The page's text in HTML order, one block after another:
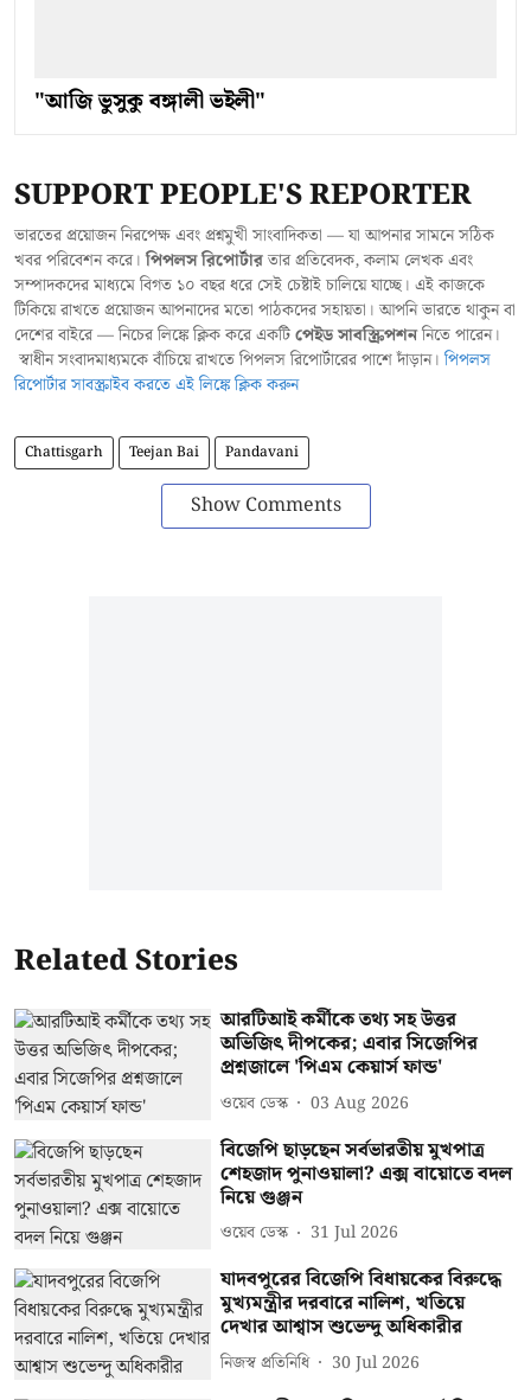
"আজি ভুসুকু বঙ্গালী ভইলী"
SUPPORT PEOPLE'S REPORTER
ভারতের প্রয়োজন নিরপেক্ষ এবং প্রশ্নমুখী সাংবাদিকতা — যা আপনার সামনে সঠিক
খবর পরিবেশন করে।পিপলস রিপোর্টারতার প্রতিবেদক, কলাম লেখক এবং
সম্পাদকদের মাধ্যমে বিগত ১০ বছর ধরে সেই চেষ্টাই চালিয়ে যাচ্ছে। এই কাজকে
টিকিয়ে রাখতে প্রয়োজন আপনাদের মতো পাঠকদের সহায়তা। আপনি ভারতে থাকুন বা
দেশের বাইরে — নিচের লিঙ্কে ক্লিক করে একটিপেইড সাবস্ক্রিপশননিতে পারেন।
স্বাধীন সংবাদমাধ্যমকে বাঁচিয়ে রাখতে পিপলস রিপোর্টারের পাশে দাঁড়ান।পিপলস
রিপোর্টার সাবস্ক্রাইব করতে এই লিঙ্কে ক্লিক করুন
Chattisgarh Teejan Bai Pandavani
Show Comments
Related Stories
আরটিআই কর্মীকে তথ্য সহ উত্তর
অভিজিৎ দীপকের; এবার সিজেপির
প্রশ্নজালে 'পিএম কেয়ার্স ফান্ড'
ওয়েব ডেস্ক 03 Aug 2026
বিজেপি ছাড়ছেন সর্বভারতীয় মুখপাত্র
শেহজাদ পুনাওয়ালা? এক্স বায়োতে বদল
নিয়ে গুঞ্জন
ওয়েব ডেস্ক 31 Jul 2026
যাদবপুরের বিজেপি বিধায়কের বিরুদ্ধে
মুখ্যমন্ত্রীর দরবারে নালিশ, খতিয়ে
দেখার আশ্বাস শুভেন্দু অধিকারীর
নিজস্ব প্রতিনিধি 30 Jul 2026